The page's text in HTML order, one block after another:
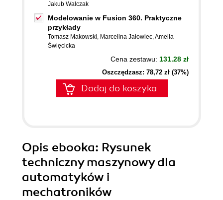
Jakub Walczak
Modelowanie w Fusion 360. Praktyczne
przykłady
Tomasz Makowski, Marcelina Jałowiec,Amelia
Święcicka
Cena zestawu: 131.28 zł
Oszczędzasz: 78,72 zł (37%)
Dodaj do koszyka
Opis ebooka: Rysunek
techniczny maszynowy dla
automatyków i
mechatroników